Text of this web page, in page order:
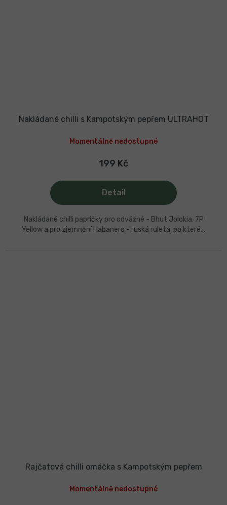
Nakládané chilli s Kampotským pepřem ULTRAHOT
Momentálně nedostupné
199 Kč
Detail
Nakládané chilli papričky pro odvážné - Bhut Jolokia, 7P
Yellow a pro zjemnění Habanero - ruská ruleta, po které...
Rajčatová chilli omáčka s Kampotským pepřem
Momentálně nedostupné